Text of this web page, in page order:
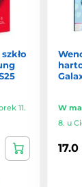
11.
W
8. u
17.0